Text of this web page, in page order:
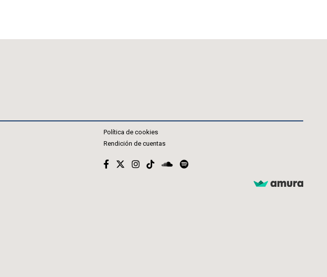
Política de cookies
Rendición de cuentas